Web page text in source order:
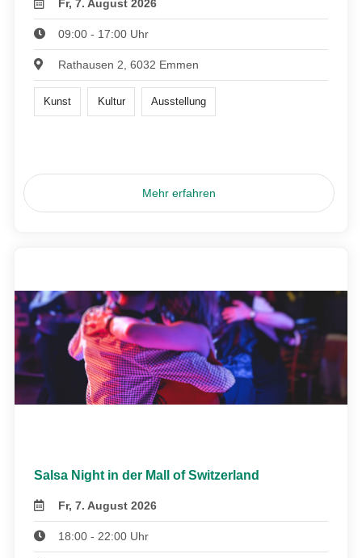
Fr, 7. August 2026
09:00 - 17:00 Uhr
Rathausen 2, 6032 Emmen
Kunst Kultur Ausstellung
Mehr erfahren
Salsa Night in der Mall of Switzerland
Fr, 7. August 2026
18:00 - 22:00 Uhr